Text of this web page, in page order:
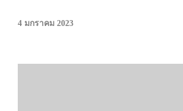
4 มกราคม 2023